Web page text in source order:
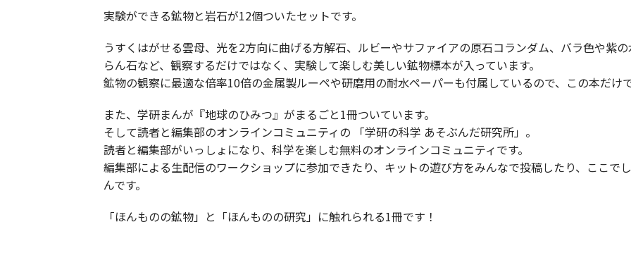
実験ができる鉱物と岩石が12個ついたセットです。
うすくはがせる雲母、光を2方向に曲げる方解石、ルビーやサファイアの原石コランダム、バラ色や紫
らん石など、観察するだけではなく、実験して楽しむ美しい鉱物標本が入っています。
鉱物の観察に最適な倍率10倍の金属製ルーペや研磨用の耐水ペーパーも付属しているので、この本だけ
また、学研まんが『地球のひみつ』がまるごと1冊ついています。
そして読者と編集部のオンラインコミュニティの 「学研の科学 あそぶんだ研究所」。
読者と編集部がいっしょになり、科学を楽しむ無料のオンラインコミュニティです。
編集部による生配信のワークショップに参加できたり、キットの遊び方をみんなで投稿したり、ここで
んです。
「ほんものの鉱物」と「ほんものの研究」に触れられる1冊です！